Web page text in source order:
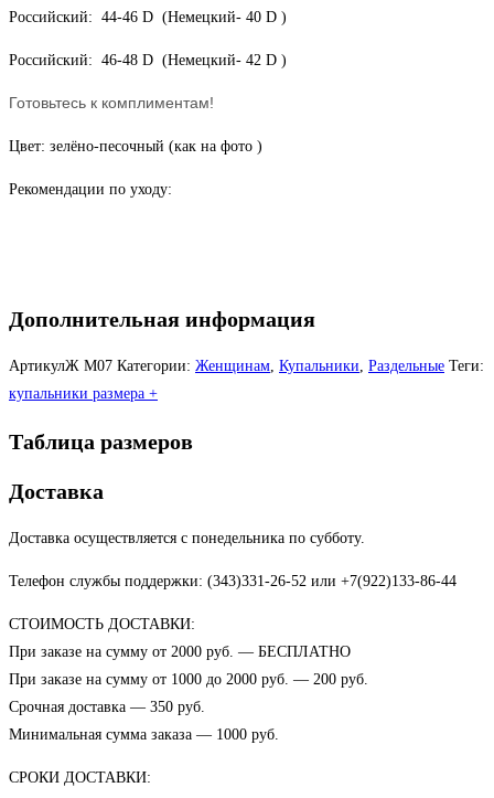
Российский: 44-46 D (Немецкий- 40 D )
Российский: 46-48 D (Немецкий- 42 D )
Готовьтесь к комплиментам!
Цвет: зелёно-песочный (как на фото )
Рекомендации по уходу:
Дополнительная информация
АртикулЖ М07 Категории: Женщинам, Купальники, Раздельные Теги:
купальники размера +
Таблица размеров
Доставка
Доставка осуществляется с понедельника по субботу.
Телефон службы поддержки: (343)331-26-52 или +7(922)133-86-44
СТОИМОСТЬ ДОСТАВКИ:
При заказе на сумму от 2000 руб. — БЕСПЛАТНО
При заказе на сумму от 1000 до 2000 руб. — 200 руб.
Срочная доставка — 350 руб.
Минимальная сумма заказа — 1000 руб.
СРОКИ ДОСТАВКИ: